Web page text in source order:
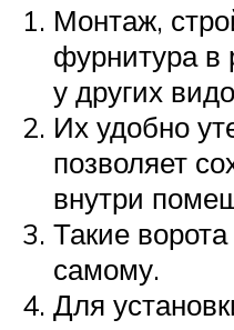
Монтаж,
фурнитура
у других
Их удобно
позволяет
внутри
Такие
самому.
Для